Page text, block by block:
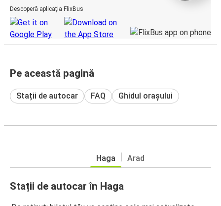
Descoperă aplicația FlixBus
Pe această pagină
Stații de autocar FAQ Ghidul orașului
Haga Arad
Stații de autocar în Haga